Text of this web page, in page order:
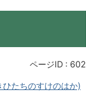
ページID : 602
たちのすけのはか)